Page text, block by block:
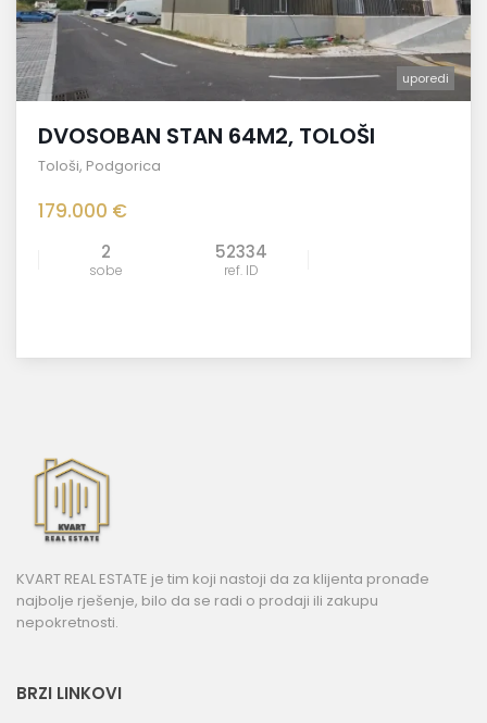
uporedi
DVOSOBAN STAN 64M2, TOLOŠI
Tološi, Podgorica
179.000 €
2
sobe
52334
ref. ID
KVART REAL ESTATE je tim koji nastoji da za klijenta pronađe
najbolje rješenje, bilo da se radi o prodaji ili zakupu
nepokretnosti.
BRZI LINKOVI